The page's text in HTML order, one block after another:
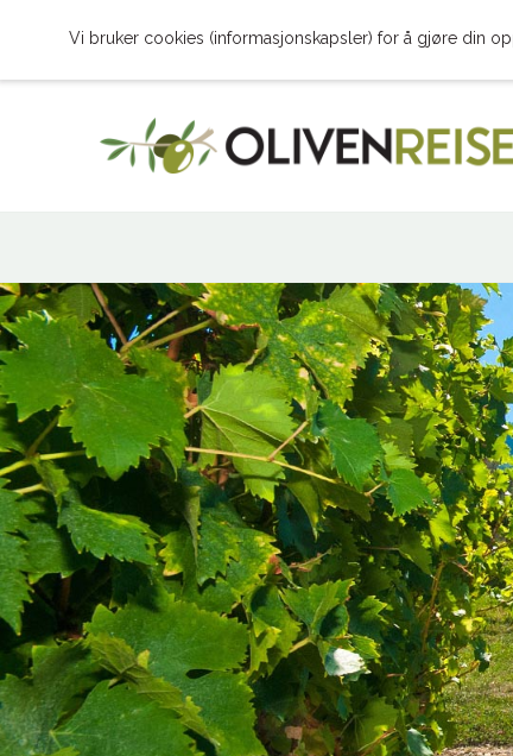
Vi bruker cookies (informasjonskapsler) for å gjøre din